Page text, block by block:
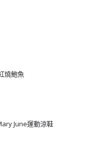
燒鮑魚
June運動涼鞋